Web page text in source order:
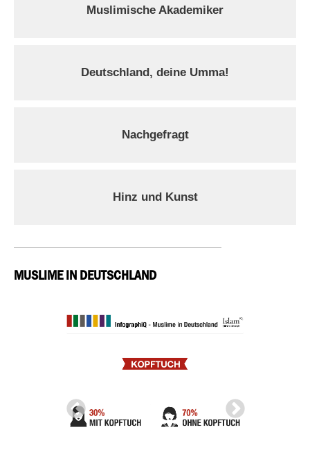
Muslimische Akademiker
Deutschland, deine Umma!
Nachgefragt
Hinz und Kunst
MUSLIME IN DEUTSCHLAND